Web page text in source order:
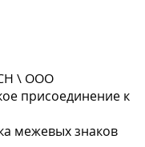
\ ООО
присоединение к
межевых знаков